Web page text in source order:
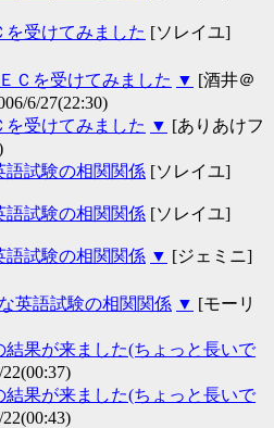
を受けてみました [ソレイユ]
Ｃを受けてみました ▼ [酒井＠
6/27(22:30)
を受けてみました ▼ [ありあけフ
語試験の相関関係 [ソレイユ]
語試験の相関関係 [ソレイユ]
語試験の相関関係 ▼ [ジェミニ]
英語試験の相関関係 ▼ [モーリ
結果が来ました(ちょっと長いで
結果が来ました(ちょっと長いで